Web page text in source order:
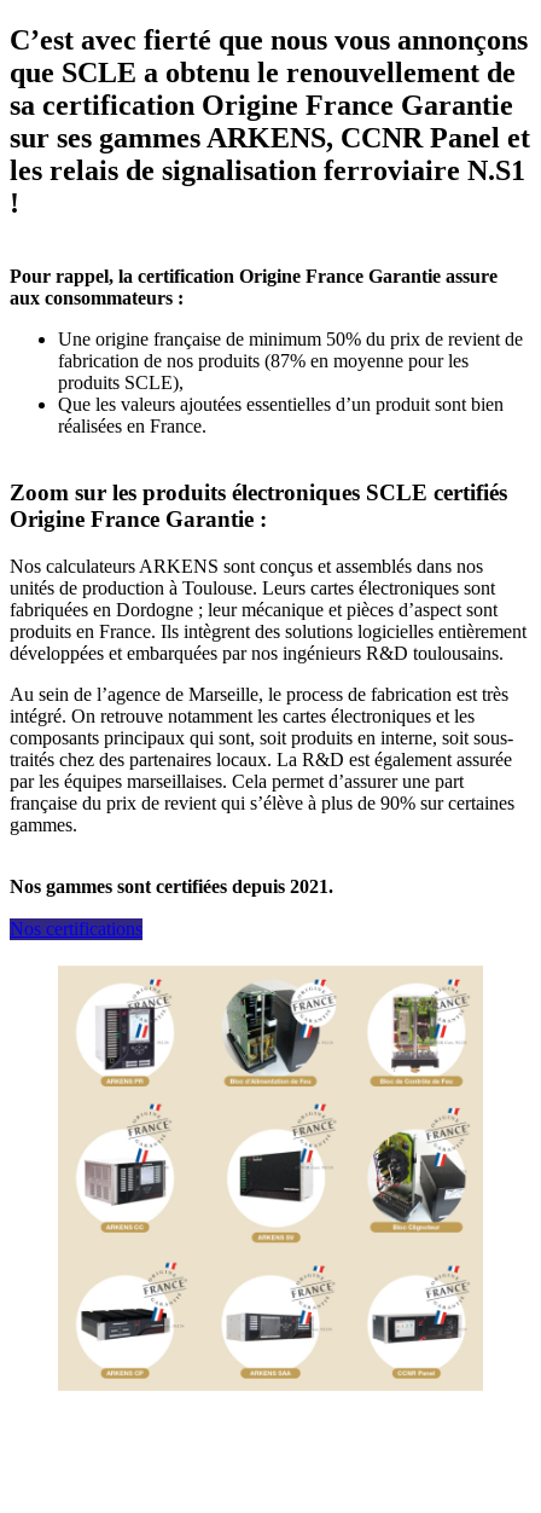
C’est avec fierté que nous vous annonçons
que SCLE a obtenu le renouvellement de
sa certification Origine France Garantie
sur ses gammes ARKENS, CCNR Panel et
les relais de signalisation ferroviaire N.S1
!
Pour rappel, la certification Origine France Garantie assure
aux consommateurs :
Une origine française de minimum 50% du prix de revient de
fabrication de nos produits (87% en moyenne pour les
produits SCLE),
Que les valeurs ajoutées essentielles d’un produit sont bien
réalisées en France.
Zoom sur les produits électroniques SCLE certifiés
Origine France Garantie :
Nos calculateurs ARKENS sont conçus et assemblés dans nos
unités de production à Toulouse. Leurs cartes électroniques sont
fabriquées en Dordogne ; leur mécanique et pièces d’aspect sont
produits en France. Ils intègrent des solutions logicielles entièrement
développées et embarquées par nos ingénieurs R&D toulousains.
Au sein de l’agence de Marseille, le process de fabrication est très
intégré. On retrouve notamment les cartes électroniques et les
composants principaux qui sont, soit produits en interne, soit sous-
traités chez des partenaires locaux. La R&D est également assurée
par les équipes marseillaises. Cela permet d’assurer une part
française du prix de revient qui s’élève à plus de 90% sur certaines
gammes.
Nos gammes sont certifiées depuis 2021.
Nos certifications